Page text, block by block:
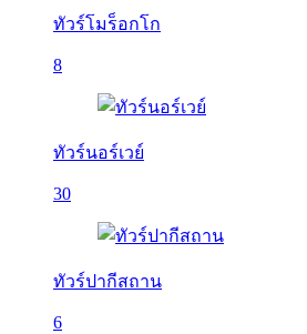
ทัวร์โมร็อกโก
8
ทัวร์นอร์เวย์
30
ทัวร์ปากีสถาน
6